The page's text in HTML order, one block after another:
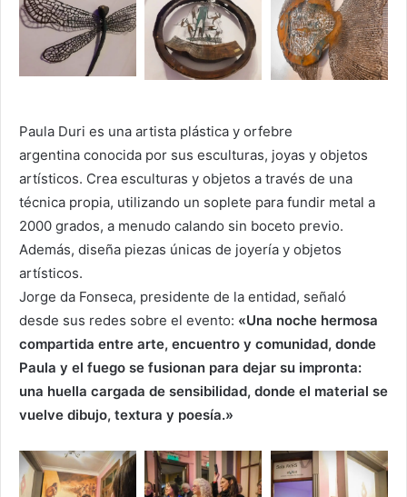
Paula Duri es una artista plástica y orfebre
argentina conocida por sus esculturas, joyas y objetos
artísticos. Crea esculturas y objetos a través de una
técnica propia, utilizando un soplete para fundir metal a
2000 grados, a menudo calando sin boceto previo.
Además, diseña piezas únicas de joyería y objetos
artísticos.
Jorge da Fonseca, presidente de la entidad, señaló
desde sus redes sobre el evento: «Una noche hermosa
compartida entre arte, encuentro y comunidad, donde
Paula y el fuego se fusionan para dejar su impronta:
una huella cargada de sensibilidad, donde el material se
vuelve dibujo, textura y poesía.»